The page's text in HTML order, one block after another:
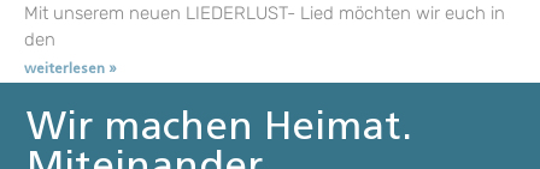
Mit unserem neuen LIEDERLUST- Lied möchten wir euch in
den
weiterlesen »
Wir machen Heimat.